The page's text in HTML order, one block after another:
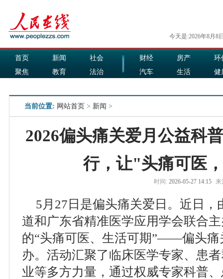
今天是:2026年8月8
首页 新闻
社会
聚焦
教育
法治
财经 房产
环
汽车
生活
健
当前位置: 网站首页 > 新闻 >
2026偏头痛关爱月公益科
行，让"头痛可医
时间: 2026-05-27 14:15 来
5月27日是偏头痛关爱日。近日
道和广东省精准医学应用学会联合
的“头痛可医、生活可期”——偏头痛
办。活动汇聚了临床医学专家、患
业等多方力量，通过权威专家科普